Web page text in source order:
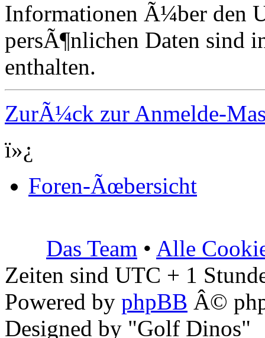
Informationen Ã¼ber den
persÃ¶nlichen Daten sind
enthalten.
ZurÃ¼ck zur Anmelde-
ï»¿
Foren-Ãœbersicht
Das Team • Alle
Zeiten sind UTC + 1
Powered by phpBB Â©
Designed by "Golf Dinos"